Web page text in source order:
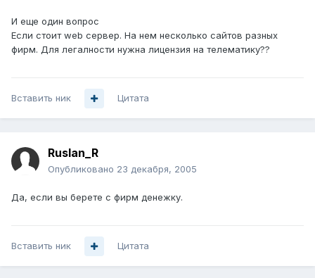
И еще один вопрос
Если стоит web сервер. На нем несколько сайтов разных
фирм. Для легалности нужна лицензия на телематику??
Вставить ник Цитата
Ruslan_R
Опубликовано 23 декабря, 2005
Да, если вы берете с фирм денежку.
Вставить ник Цитата